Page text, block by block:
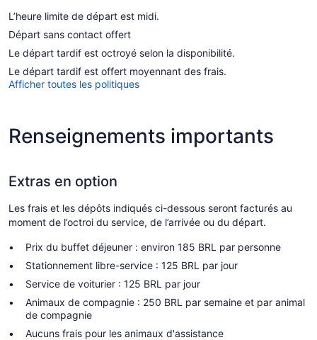
L’heure limite de départ est midi.
Départ sans contact offert
Le départ tardif est octroyé selon la disponibilité.
Le départ tardif est offert moyennant des frais.
Afficher toutes les politiques
Renseignements importants
Extras en option
Les frais et les dépôts indiqués ci-dessous seront facturés au
moment de l’octroi du service, de l’arrivée ou du départ.
Prix du buffet déjeuner : environ 185 BRL par personne
Stationnement libre-service : 125 BRL par jour
Service de voiturier : 125 BRL par jour
Animaux de compagnie : 250 BRL par semaine et par animal
de compagnie
Aucuns frais pour les animaux d'assistance